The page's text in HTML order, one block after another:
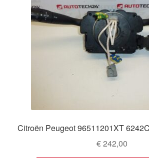
Citroën Peugeot 96511201XT
€242,00